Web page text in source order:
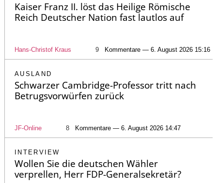
Kaiser Franz II. löst das Heilige Römische
Reich Deutscher Nation fast lautlos auf
Hans-Christof Kraus 9 Kommentare — 6. August 2026 15:16
AUSLAND
Schwarzer Cambridge-Professor tritt nach
Betrugsvorwürfen zurück
JF-Online 8 Kommentare — 6. August 2026 14:47
INTERVIEW
Wollen Sie die deutschen Wähler
verprellen, Herr FDP-Generalsekretär?